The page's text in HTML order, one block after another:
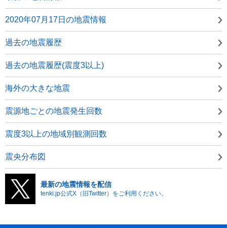
2020年07月17日の地震情報
過去の地震履歴
過去の地震履歴(震度3以上)
海外の大きな地震
震源地ごとの地震発生回数
震度3以上の地域別観測回数
震央分布図
最新の地震情報を配信
tenki.jp公式X（旧Twitter）をご利用ください。